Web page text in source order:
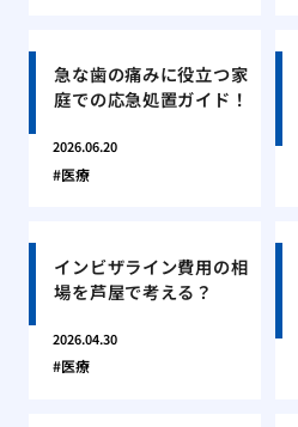
急な歯の痛みに役立つ家
庭での応急処置ガイド！
2026.06.20
医療
インビザライン費用の相
場を芦屋で考える？
2026.04.30
医療